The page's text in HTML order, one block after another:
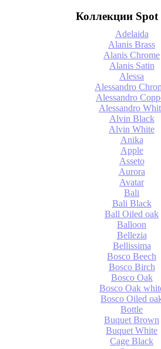
Коллекции
Adelaida
Alanis Brass
Alanis Chrome
Alanis Satin
Alessa
Alessandro
Alessandro
Alessandro
Alvin Black
Alvin White
Anika
Apple
Asseto
Aurora
Avatar
Bali
Bali Black
Ball Oiled oak
Balloon
Bellezia
Bellissima
Bosco Beech
Bosco Birch
Bosco Oak
Bosco Oak
Bosco Oiled
Bottle
Buquet Brown
Buquet White
Cage Black